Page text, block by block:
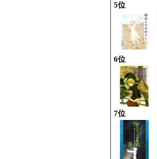
5位
6位
7位